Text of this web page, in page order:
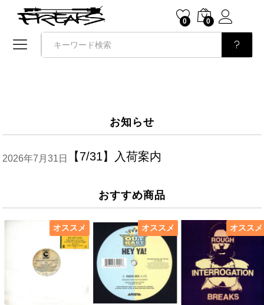
0 0
お知らせ
【7/31】入荷案内
2026年7月31日
おすすめ商品
オススメ オススメ オススメ